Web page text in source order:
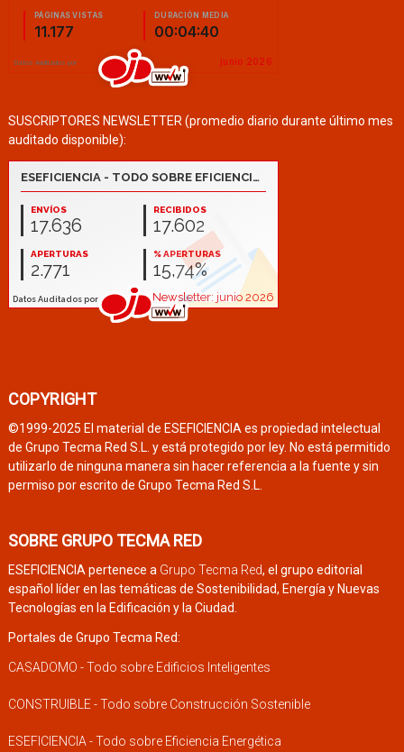
SUSCRIPTORES NEWSLETTER (promedio diario durante último mes
auditado disponible):
COPYRIGHT
©1999-2025 El material de ESEFICIENCIA es propiedad intelectual
de Grupo Tecma Red S.L. y está protegido por ley. No está permitido
utilizarlo de ninguna manera sin hacer referencia a la fuente y sin
permiso por escrito de Grupo Tecma Red S.L.
SOBRE GRUPO TECMA RED
ESEFICIENCIA pertenece a Grupo Tecma Red, el grupo editorial
español líder en las temáticas de Sostenibilidad, Energía y Nuevas
Tecnologías en la Edificación y la Ciudad.
Portales de Grupo Tecma Red:
CASADOMO - Todo sobre Edificios Inteligentes
CONSTRUIBLE - Todo sobre Construcción Sostenible
ESEFICIENCIA - Todo sobre Eficiencia Energética